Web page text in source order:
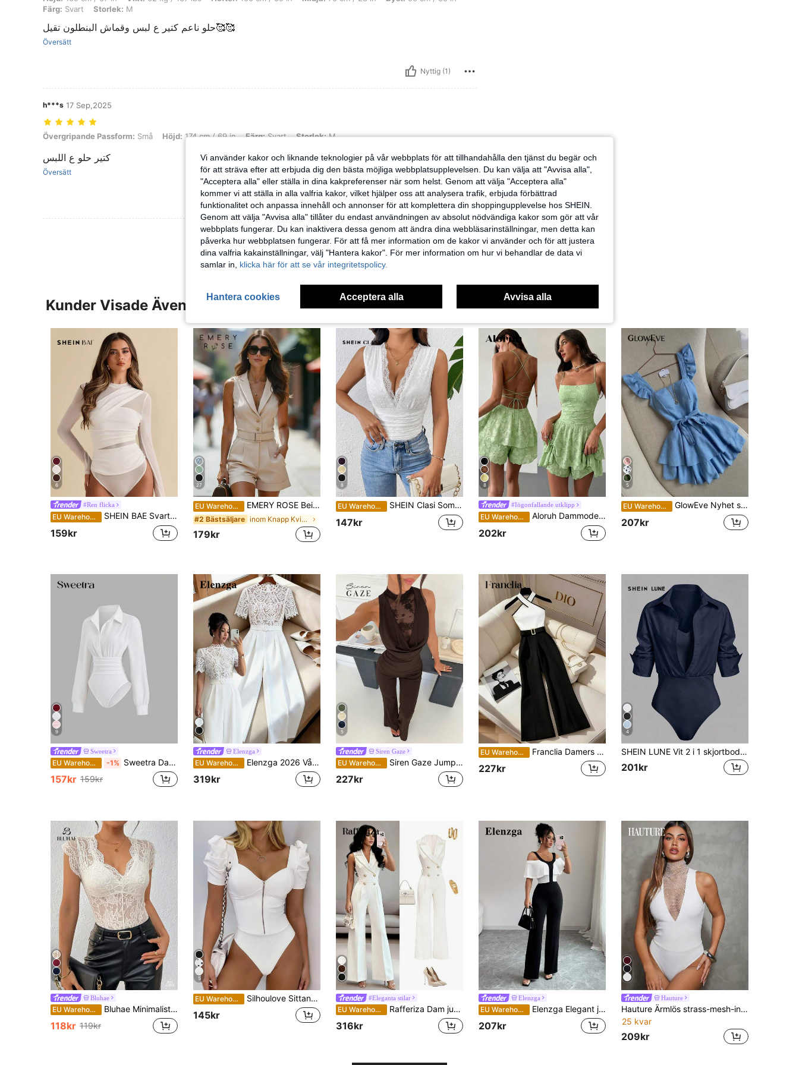
Färg: Svart Storlek: M
حلو ناعم كتير ع لبس وقماش البنطلون تقيل🥰🥰
Översätt
Nyttig (1)
h***s 17 Sep,2025
Övergripande Passform: Små, Höjd: 174 cm / 69 in, Färg: Svart, Storlek: M
Övergripande Passform: Små Höjd: 174 cm / 69 in Färg:Svart Storlek:M
كتير حلو ع اللبس
Översätt
Nyttig (0)
Visa Fler Recensioner
Kunder Visade Även
6
#Ren flicka
EU Warehouse SHEIN BAE Svart asymmetrisk spetsad långärmad skir bodysuit, lämplig för cocktailparty, romantisk dejt, höst/vinter baslager, fest, halloween, jul
159kr
27
EU Warehouse EMERY ROSE Beige elegant sommar-jumpsuit för brunch, ärmlös med slagkrage, metallspänne, markerad midja och uppvikta shorts, formell rompers, dam sommarset med byxor
#2 Bästsäljare inom Knapp Kvinnor Jumpsuits
179kr
8
EU Warehouse SHEIN Clasi Sommarlov enfärgad spets djup v-hals veckad Slim Fit ärmlös body
147kr
8
#Iögonfallande utklipp
EU Warehouse Aloruh Dammode jumpsuit med cut-out, volangkant, plisserad design och spaghettiband
202kr
5
EU Warehouse GlowEve Nyhet sommar jumpsuit med volangkrage för kvinnor, blå färg, markerad midja, minimalistisk
207kr
9
Sweetra
EU Warehouse -1% Sweetra Dam Retro Sexig Bodysuit, Figursydd Bantning, Elegant High-End Bekväm Mångsidig Modern Vit Bodysuit
157kr 159kr
Elenzga
EU Warehouse Elenzga 2026 Vår/Sommar elegant utgångs- & dejt-jumpsuit för flera tillfällen med liten ståkrage, spetsbroderi och patchwork
319kr
5
Siren Gaze
EU Warehouse Siren Gaze Jumpsuit med urringning och spetsmönster för kvinnor
227kr
EU Warehouse Franclia Damers svartvit halter-jumpsuit, elegant korshals ärmlös med vida ben och bälte, sommaroutfit för middag, dejt och fest, formell arbetsklädsel
227kr
4
SHEIN LUNE Vit 2 i 1 skjortbodysuit, figursydd bodysuit med krage, lång ärm, V-ringad linne-topp och patchwork
201kr
4
Bluhae
EU Warehouse Bluhae Minimalistisk pendlingsbody i kontrastfärgad spets för kvinnor
118kr 119kr
5
EU Warehouse Silhoulove Sittande sexig body för kvinnor med V-ringning, halv dragkedja och gigotärmar
145kr
#Eleganta stilar
EU Warehouse Rafferiza Dam jumpsuit i off-white, ärmlös, elegant med kavajkrage, pärldetaljer och slim fit, sommarjumpsuit, formell business- och kontorsklädsel, examensklädsel
316kr
Elenzga
EU Warehouse Elenzga Elegant jumpsuit med off-shoulder-detaljer och kontrasterande färger för kvinnor, sommar
207kr
Hauture
Hauture Ärmlös strass-mesh-insats till kvällsbody
25 kvar
209kr
Vi använder kakor och liknande teknologier på vår webbplats för att tillhandahålla den tjänst du begär och
för att sträva efter att erbjuda dig den bästa möjliga webbplatsupplevelsen. Du kan välja att "Avvisa alla",
"Acceptera alla" eller ställa in dina kakpreferenser när som helst. Genom att välja "Acceptera alla"
kommer vi att ställa in alla valfria kakor, vilket hjälper oss att analysera trafik, erbjuda förbättrad
funktionalitet och anpassa innehåll och annonser för att komplettera din shoppingupplevelse hos SHEIN.
Genom att välja "Avvisa alla" tillåter du endast användningen av absolut nödvändiga kakor som gör att vår
webbplats fungerar. Du kan inaktivera dessa genom att ändra dina webbläsarinställningar, men detta kan
påverka hur webbplatsen fungerar. För att få mer information om de kakor vi använder och för att justera
dina valfria kakainställningar, välj "Hantera kakor". För mer information om hur vi behandlar de data vi
samlar in, klicka här för att se vår integritetspolicy.
Hantera cookies Acceptera alla Avvisa alla